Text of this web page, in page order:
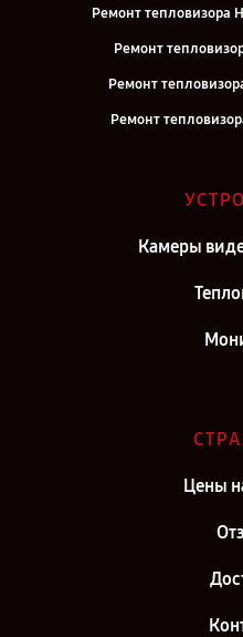
Ремонт тепловизора
Ремонт
Ремонт
Ремонт
Ремонт
Ремонт тепловизора
Камеры
Цены